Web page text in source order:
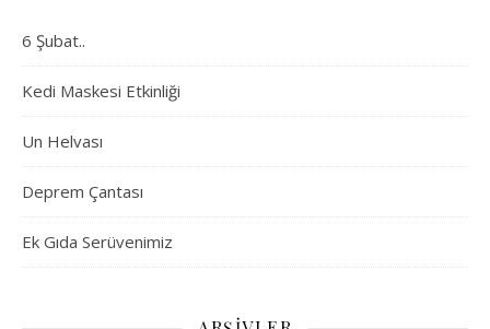
6 Şubat..
Kedi Maskesi Etkinliği
Un Helvası
Deprem Çantası
Ek Gıda Serüvenimiz